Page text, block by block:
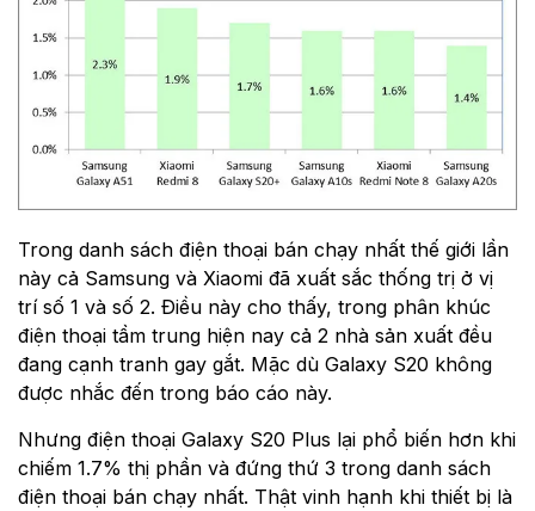
Trong danh sách điện thoại bán chạy nhất thế giới lần
này cả Samsung và Xiaomi đã xuất sắc thống trị ở vị
trí số 1 và số 2. Điều này cho thấy, trong phân khúc
điện thoại tầm trung hiện nay cả 2 nhà sản xuất đều
đang cạnh tranh gay gắt. Mặc dù Galaxy S20 không
được nhắc đến trong báo cáo này.
Nhưng điện thoại Galaxy S20 Plus lại phổ biến hơn khi
chiếm 1.7% thị phần và đứng thứ 3 trong danh sách
điện thoại bán chạy nhất. Thật vinh hạnh khi thiết bị là